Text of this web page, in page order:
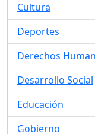
Cultura
Deportes
Derechos
Desarrollo Social
Educación
Gobierno